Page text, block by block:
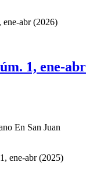
1, ene-abr
En San Juan